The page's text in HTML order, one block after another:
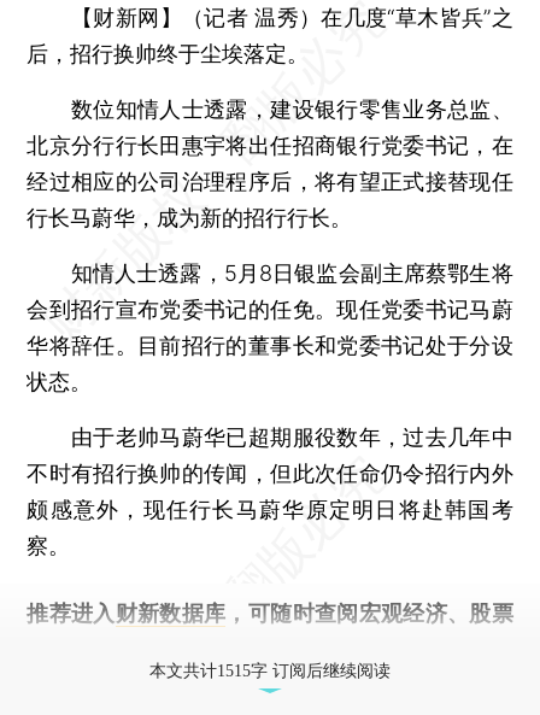
【财新网】（记者 温秀）在几度“草木皆兵”之
后，招行换帅终于尘埃落定。
数位知情人士透露，建设银行零售业务总监、
北京分行行长田惠宇将出任招商银行党委书记，在
经过相应的公司治理程序后，将有望正式接替现任
行长马蔚华，成为新的招行行长。
知情人士透露，5月8日银监会副主席蔡鄂生将
会到招行宣布党委书记的任免。现任党委书记马蔚
华将辞任。目前招行的董事长和党委书记处于分设
状态。
由于老帅马蔚华已超期服役数年，过去几年中
不时有招行换帅的传闻，但此次任命仍令招行内外
颇感意外，现任行长马蔚华原定明日将赴韩国考
察。
推荐进入 财新数据库 ，可随时查阅宏观经济、股票
本文共计1515字 订阅后继续阅读